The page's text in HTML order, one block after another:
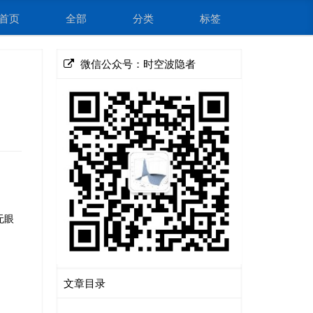
页 全部 分类 标签
眼
微信公众号：时空波隐者
文章目录